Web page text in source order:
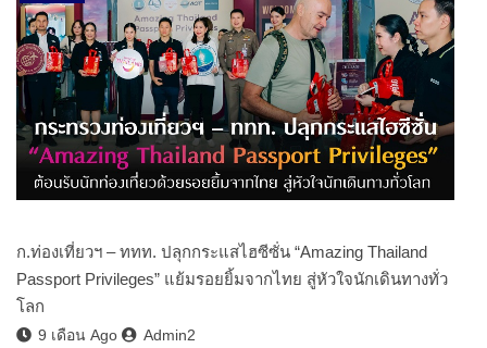
ก.ท่องเที่ยวฯ – ททท. ปลุกกระแสไฮซีซั่น “Amazing Thailand
Passport Privileges” แย้มรอยยิ้มจากไทย สู่หัวใจนักเดินทางทั่ว
โลก
9 เดือน Ago
Admin2